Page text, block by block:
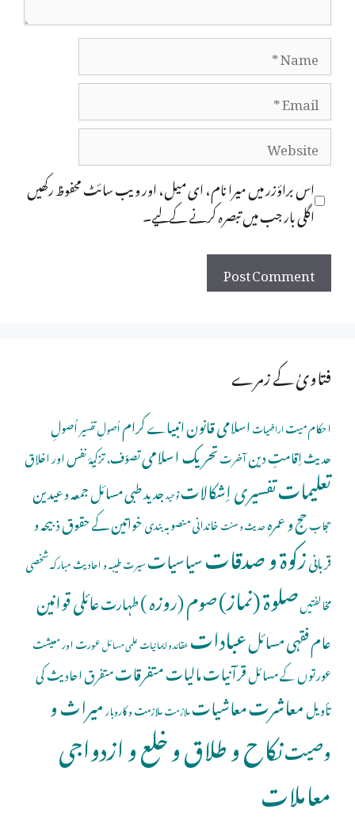
Name
Email
Website
اس براؤزر میں میرا نام، ای میل، اور ویب سائٹ محفوظ رکھیں
اگلی بار جب میں تبصرہ کرنے کےلیے۔
فتاویٰ کے زمرے
احکام میتاراضیاتاسلامی قانونانبیاے کراماُصولِ تفسیراُصولِ
حدیثاِقامتِ دینآخرتتحریک اسلامیتصوّف، تزکیۂ نفس اور اخلاق
تعلیماتتفسیری اِشکالاتتوحیدجدید طبی مسائلجمعہ و عیدین
حجابحج و عمرہحدیث و سنتخاندانی منصوبہ بندیخواتین کے حقوقذبیحہ و
قربانیزکوۃ و صدقاتسیاسیاتسیرت طیبہ و احادیث مبارکہشخصی
مخالفتیںصلوة (نماز)صوم (روزہ )طہارتعائلی قوانین
عام فقہی مسائلعباداتعقائد و ایمانیاتعلمی مسائلعورت اور معیشت
عورتوں کے مسائلقرآنیاتمالیاتمتفرقاتمتفرق احادیث کی
تأویلمعاشرتمعاشیاتملازمتملازمت و کاروبارمیراث و
وصیتنکاح و طلاق و خلع و ازدواجی
معاملات